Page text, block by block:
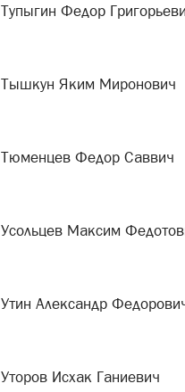
Тупыгин Федор
Тышкун Яким Миронович
Тюменцев Федор Саввич
Усольцев Максим
Утин Александр
Уторов Исхак Ганиевич